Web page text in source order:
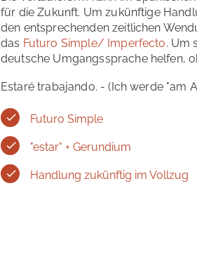
für die Zukunft. Um zukünftige
den entsprechenden zeitlichen
das Futuro Simple/ Imperfecto. Um
deutsche Umgangssprache helfen,
Estaré trabajando. - (Ich werde "am
Futuro Simple
"estar" + Gerundium
Handlung zukünftig im Vollzug